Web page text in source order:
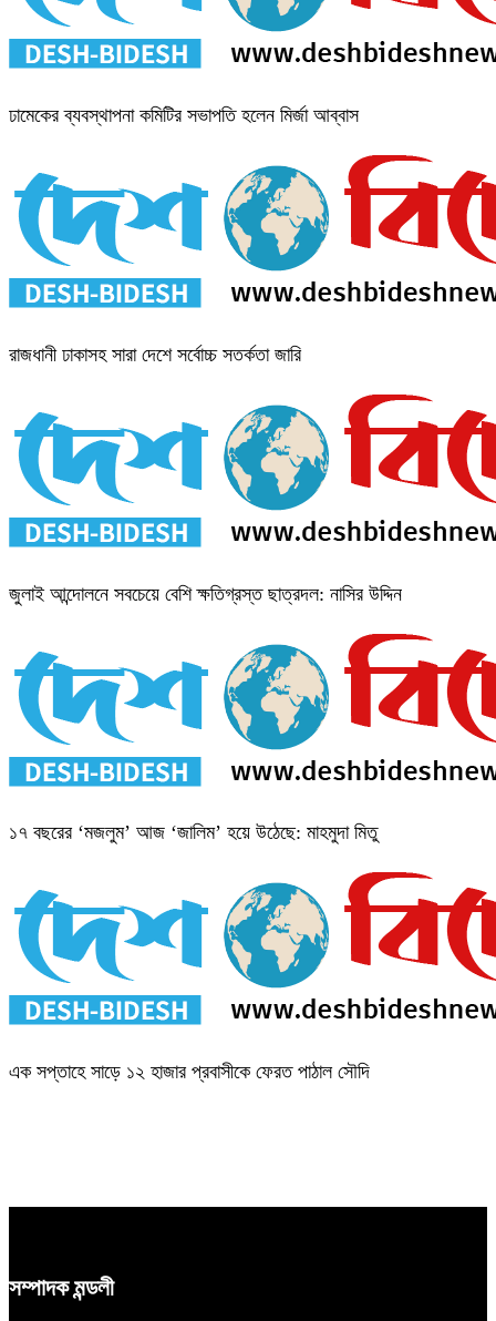
ঢামেকের ব্যবস্থাপনা কমিটির সভাপতি হলেন মির্জা আব্বাস
রাজধানী ঢাকাসহ সারা দেশে সর্বোচ্চ সতর্কতা জা‌রি
জুলাই আন্দোলনে সবচেয়ে বেশি ক্ষতিগ্রস্ত ছাত্রদল: নাসির উদ্দিন
১৭ বছরের ‘মজলুম’ আজ ‘জালিম’ হয়ে উঠেছে: মাহমুদা মিতু
এক সপ্তাহে সাড়ে ১২ হাজার প্রবাসীকে ফেরত পাঠাল সৌদি
সম্পাদক মন্ডলী